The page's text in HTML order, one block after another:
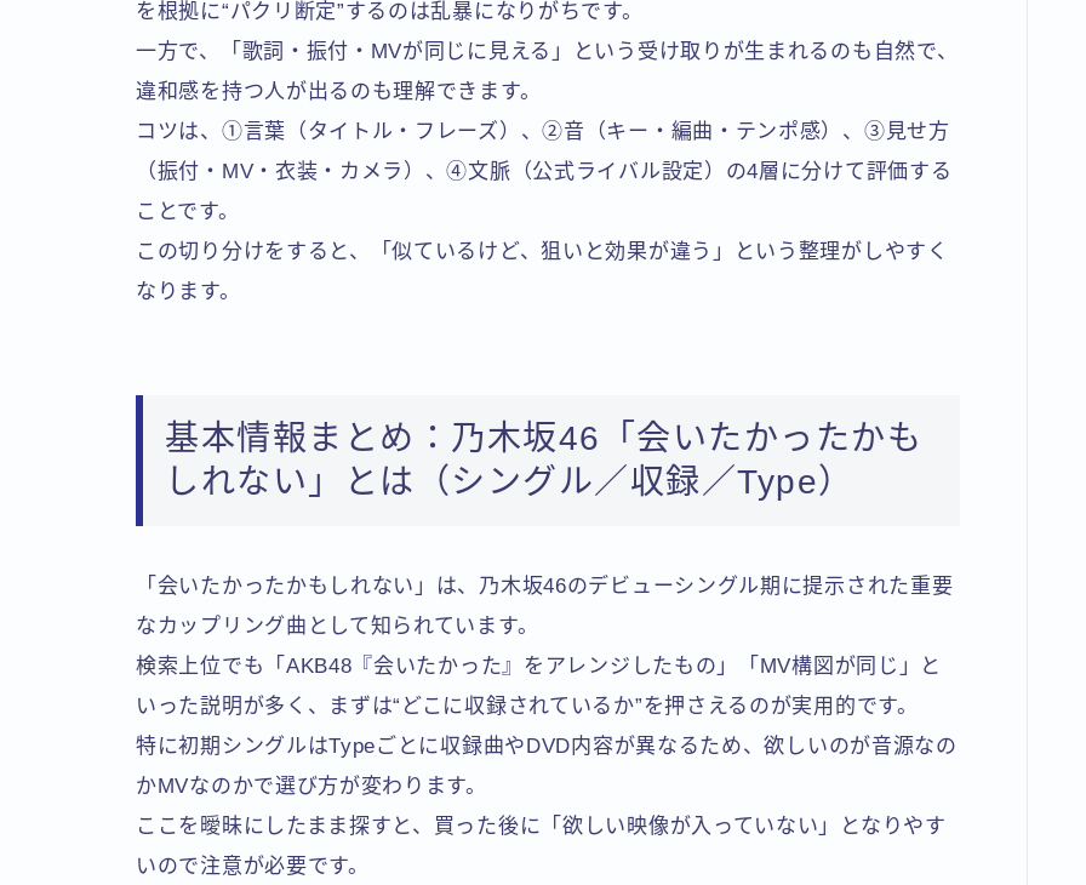
を根拠に“パクリ断定”するのは乱暴になりがちです。
一方で、「歌詞・振付・MVが同じに見える」という受け取りが生まれるのも自然で、
違和感を持つ人が出るのも理解できます。
コツは、①言葉（タイトル・フレーズ）、②音（キー・編曲・テンポ感）、③見せ方
（振付・MV・衣装・カメラ）、④文脈（公式ライバル設定）の4層に分けて評価する
ことです。
この切り分けをすると、「似ているけど、狙いと効果が違う」という整理がしやすく
なります。
基本情報まとめ：乃木坂46「会いたかったかも
しれない」とは（シングル／収録／Type）
「会いたかったかもしれない」は、乃木坂46のデビューシングル期に提示された重要
なカップリング曲として知られています。
検索上位でも「AKB48『会いたかった』をアレンジしたもの」「MV構図が同じ」と
いった説明が多く、まずは“どこに収録されているか”を押さえるのが実用的です。
特に初期シングルはTypeごとに収録曲やDVD内容が異なるため、欲しいのが音源なの
かMVなのかで選び方が変わります。
ここを曖昧にしたまま探すと、買った後に「欲しい映像が入っていない」となりやす
いので注意が必要です。